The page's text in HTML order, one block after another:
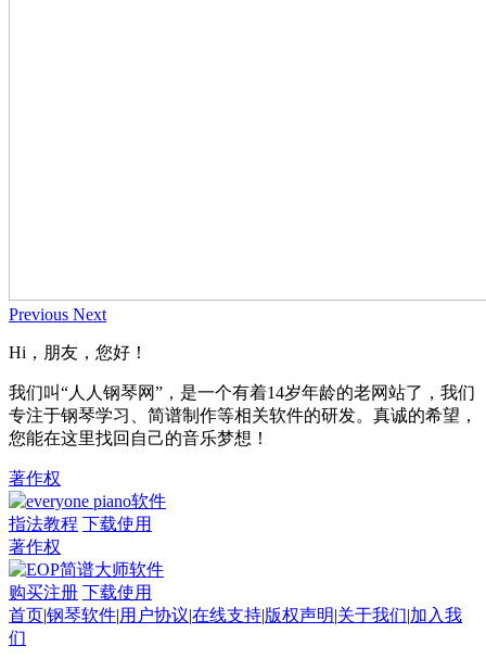
Previous Next
Hi，朋友，您好！
我们叫“人人钢琴网”，是一个有着14岁年龄的老网站了，我们
专注于钢琴学习、简谱制作等相关软件的研发。真诚的希望，
您能在这里找回自己的音乐梦想！
著作权
指法教程 下载使用
著作权
购买注册 下载使用
首页|钢琴软件|用户协议|在线支持|版权声明|关于我们|加入我
们